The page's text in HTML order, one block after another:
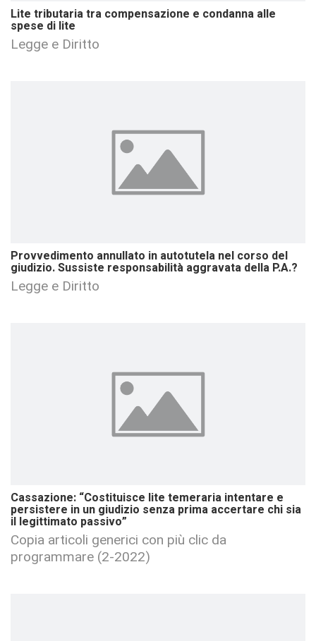
Lite tributaria tra compensazione e condanna alle
spese di lite
Legge e Diritto
Provvedimento annullato in autotutela nel corso del
giudizio. Sussiste responsabilità aggravata della P.A.?
Legge e Diritto
Cassazione: “Costituisce lite temeraria intentare e
persistere in un giudizio senza prima accertare chi sia
il legittimato passivo”
Copia articoli generici con più clic da
programmare (2-2022)